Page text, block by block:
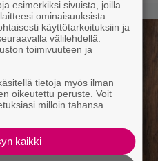
esimerkiksi sivuista, joilla
ominaisuuksista.
käyttötarkoituksiin ja
välilehdellä.
toimivuuteen ja
tietoja myös ilman
oikeutettu peruste. Voit
milloin tahansa
kaikki